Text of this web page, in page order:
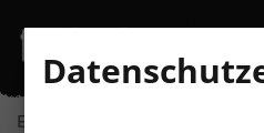
EVENTKALENDER